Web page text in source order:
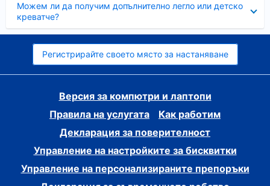
Можем ли да получим допълнително легло или детско
креватче?
Регистрирайте своето място за настаняване
Версия за компютри и лаптопи
Правила на услугата
Как работим
Декларация за поверителност
Управление на настройките за бисквитки
Управление на персонализираните препоръки